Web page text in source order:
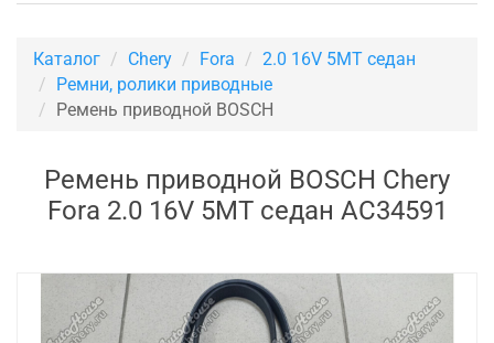
Каталог Chery Fora
2.0 16V 5MT седан
Ремни, ролики приводные
Ремень приводной BOSCH
Ремень приводной BOSCH Chery
Fora 2.0 16V 5MT седан AC34591